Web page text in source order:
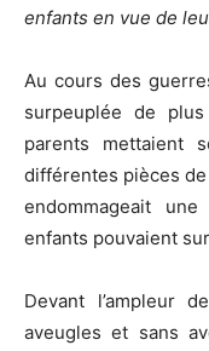
enfants en vue de
Au cours des
surpeuplée de
parents mettaient
différentes pièces
endommageait
enfants pouvaient
Devant l’ampleur
aveugles et sans